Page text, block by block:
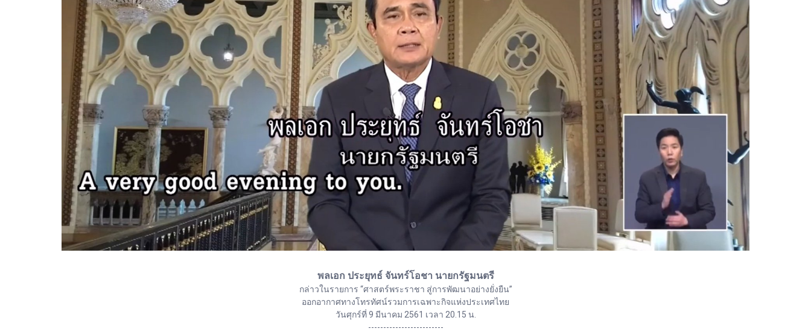
พลเอก ประยุทธ์ จันทร์โอชา นายกรัฐมนตรี
กล่าวในรายการ “ศาสตร์พระราชา สู่การพัฒนาอย่างยั่งยืน”
ออกอากาศทางโทรทัศน์รวมการเฉพาะกิจแห่งประเทศไทย
วันศุกร์ที่ 9 มีนาคม 2561 เวลา 20.15 น.